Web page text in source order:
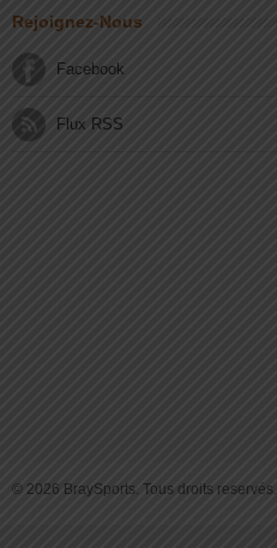
Rejoignez-Nous
Facebook
Flux RSS
© 2026 BraySports. Tous droits reservés.